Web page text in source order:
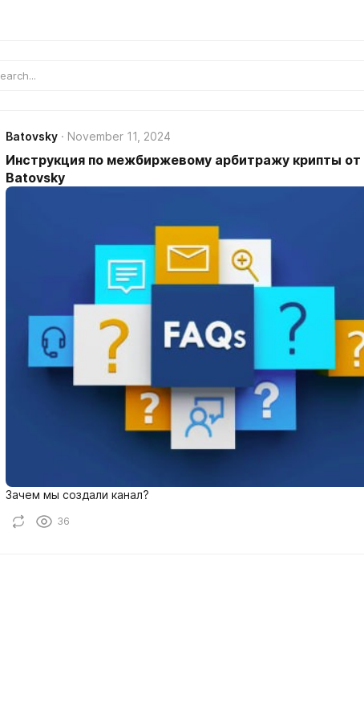
Batovsky November 11, 2024
Инструкция по межбиржевому арбитражу крипты от
Batovsky
Зачем мы создали канал?
36